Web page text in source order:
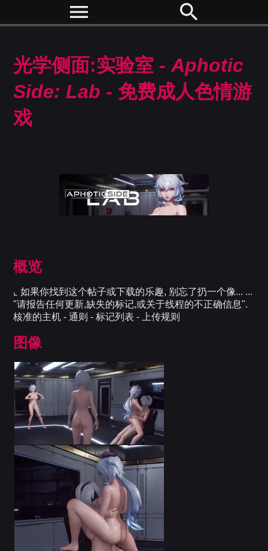
menu search
光学侧面:实验室 -Aphotic
Side: Lab - 免费成人色情游
戏
概览
⌞ 如果你找到这个帖子或下载的乐趣, 别忘了扔一个像... ...
"请报告任何更新,缺失的标记,或关于线程的不正确信息".
核准的主机 - 通则 - 标记列表 - 上传规则
图像